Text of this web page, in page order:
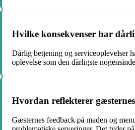
Hvilke konsekvenser har
Dårlig betjening og serviceoplevelser
oplevelse som den dårligste
Hvordan reflekterer
Gæsternes feedback på maden og